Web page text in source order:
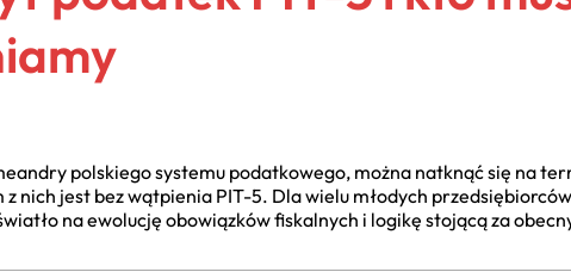
polskiego systemu podatkowego, można natknąć się na
nich jest bez wątpienia PIT-5. Dla wielu młodych
na ewolucję obowiązków fiskalnych i logikę stojącą za